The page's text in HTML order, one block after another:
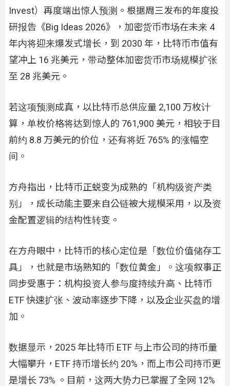
Invest）再度端出惊人预测。根据周三发布的年度投
研报告《Big Ideas 2026》，加密货币市场在未来 4
年内将迎来爆发式增长，到 2030 年，比特币市值有
望冲上 16 兆美元，带动整体加密货币市场规模扩张
至 28 兆美元。
若这项预测成真，以比特币总供应量 2,100 万枚计
算，单枚价格将达到惊人的 761,900 美元，相较于目
前约 8.8 万美元的价位，还有将近 765% 的涨幅空
间。
方舟指出，比特币正蜕变为成熟的「机构级资产类
别」，成长动能主要来自公链被大规模采用，以及资
金配置逻辑的结构性转变。
在方舟眼中，比特币的核心定位是「数位价值储存工
具」，也就是市场熟知的「数位黄金」。这项叙事正
同步受惠于：机构投资人参与度持续升高、比特币
ETF 快速扩张、波动率逐步下降，以及企业买盘的增
加。
数据显示，2025 年比特币 ETF 与上市公司的持币量
大幅攀升，ETF 持币增长约 20%，而上市公司持币更
是增长 73% 。目前，这两大势力已掌握了全网 12%